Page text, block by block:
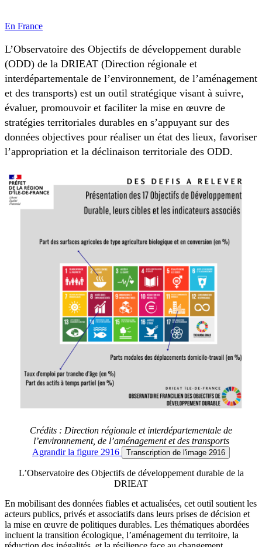
En France
L’Observatoire des Objectifs de développement durable
(ODD) de la DRIEAT (Direction régionale et
interdépartementale de l’environnement, de l’aménagement
et des transports) est un outil stratégique visant à suivre,
évaluer, promouvoir et faciliter la mise en œuvre de
stratégies territoriales durables en s’appuyant sur des
données objectives pour réaliser un état des lieux, favoriser
l’appropriation et la déclinaison territoriale des ODD.
Crédits : Direction régionale et interdépartementale de
l’environnement, de l’aménagement et des transports
Agrandirla figure 2916 Transcription de l'image 2916
L’Observatoire des Objectifs de développement durable de la
DRIEAT
En mobilisant des données fiables et actualisées, cet outil soutient les
acteurs publics, privés et associatifs dans leurs prises de décision et
la mise en œuvre de politiques durables. Les thématiques abordées
incluent la transition écologique, l’aménagement du territoire, la